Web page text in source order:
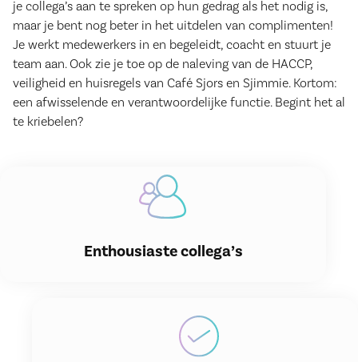
je collega’s aan te spreken op hun gedrag als het nodig is,
maar je bent nog beter in het uitdelen van complimenten!
Je werkt medewerkers in en begeleidt, coacht en stuurt je
team aan. Ook zie je toe op de naleving van de HACCP,
veiligheid en huisregels van Café Sjors en Sjimmie. Kortom:
een afwisselende en verantwoordelijke functie. Begint het al
te kriebelen?
Enthousiaste collega’s